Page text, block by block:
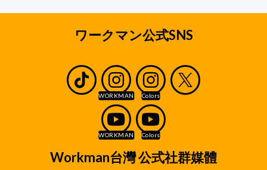
ワークマン公式SNS
Workman台灣 公式社群媒體